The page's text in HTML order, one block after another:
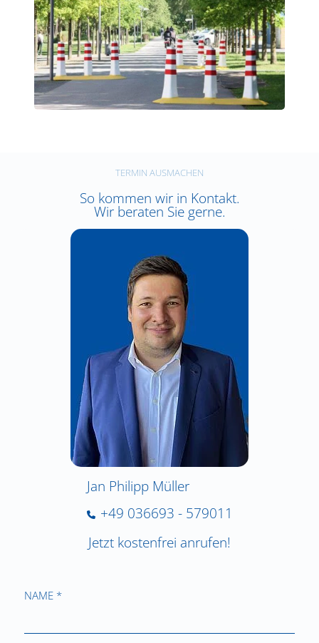
TERMIN AUSMACHEN
So kommen wir in Kontakt.
Wir beraten Sie gerne.
Jan Philipp Müller
+49 036693 - 579011
Jetzt kostenfrei anrufen!
NAME *